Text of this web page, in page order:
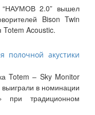
“НАУМОВ 2.0” вышел
Bison Twin
Totem Acoustic.
полочной акустики
Totem – Sky Monitor
в номинации
при традиционном